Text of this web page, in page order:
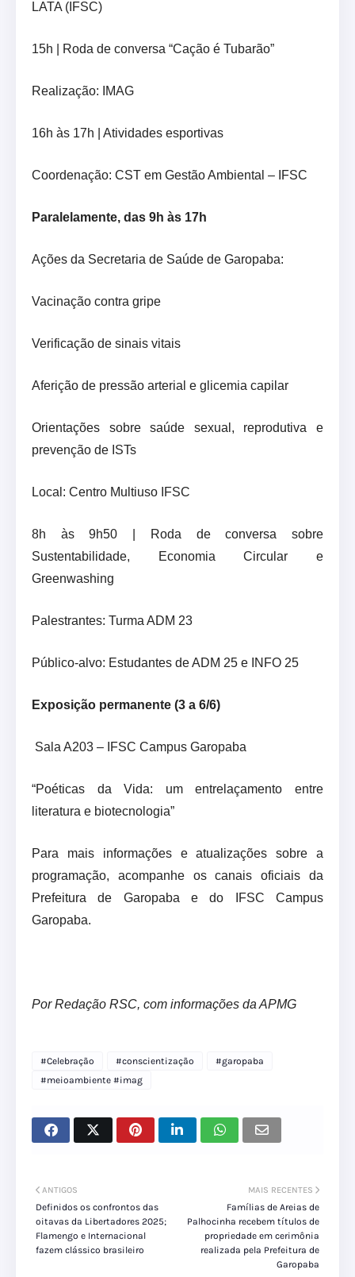
LATA (IFSC)
15h | Roda de conversa “Cação é Tubarão”
Realização: IMAG
16h às 17h | Atividades esportivas
Coordenação: CST em Gestão Ambiental – IFSC
Paralelamente, das 9h às 17h
Ações da Secretaria de Saúde de Garopaba:
Vacinação contra gripe
Verificação de sinais vitais
Aferição de pressão arterial e glicemia capilar
Orientações sobre saúde sexual, reprodutiva e
prevenção de ISTs
Local: Centro Multiuso IFSC
8h às 9h50 | Roda de conversa sobre
Sustentabilidade, Economia Circular e
Greenwashing
Palestrantes: Turma ADM 23
Público-alvo: Estudantes de ADM 25 e INFO 25
Exposição permanente (3 a 6/6)
Sala A203 – IFSC Campus Garopaba
“Poéticas da Vida: um entrelaçamento entre
literatura e biotecnologia”
Para mais informações e atualizações sobre a
programação, acompanhe os canais oficiais da
Prefeitura de Garopaba e do IFSC Campus
Garopaba.
Por Redação RSC, com informações da APMG
#Celebração #conscientização
#garopaba
#meioambiente #imag
MAIS RECENTES
Famílias de Areias de
Palhocinha recebem títulos de
propriedade em cerimônia
realizada pela Prefeitura de
Garopaba
ANTIGOS
Definidos os confrontos das
oitavas da Libertadores 2025;
Flamengo e Internacional
fazem clássico brasileiro